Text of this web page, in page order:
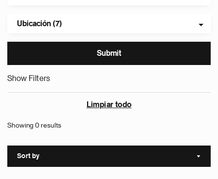
Ubicación (7)
Show Filters
Limpiar todo
Showing 0 results
Sort by Sort